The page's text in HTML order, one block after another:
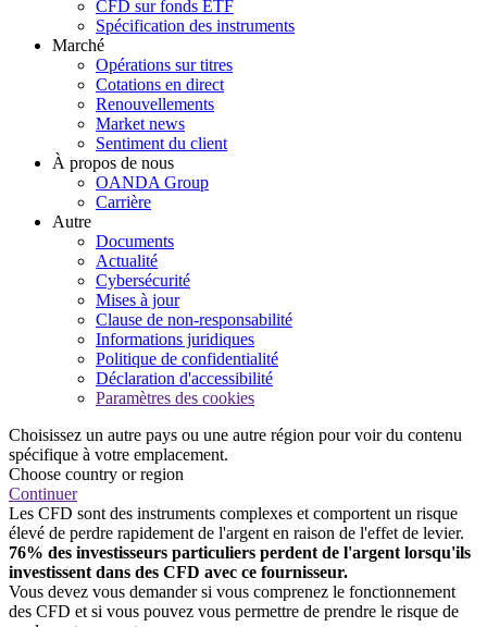
CFD sur fonds ETF
Spécification des instruments
Marché
Opérations sur titres
Cotations en direct
Renouvellements
Market news
Sentiment du client
À propos de nous
OANDA Group
Carrière
Autre
Documents
Actualité
Cybersécurité
Mises à jour
Clause de non-responsabilité
Informations juridiques
Politique de confidentialité
Déclaration d'accessibilité
Paramètres des cookies
Choisissez un autre pays ou une autre région pour voir du contenu
spécifique à votre emplacement.
Choose country or region
Continuer
Les CFD sont des instruments complexes et comportent un risque
élevé de perdre rapidement de l'argent en raison de l'effet de levier.
76% des investisseurs particuliers perdent de l'argent lorsqu'ils
investissent dans des CFD avec ce fournisseur.
Vous devez vous demander si vous comprenez le fonctionnement
des CFD et si vous pouvez vous permettre de prendre le risque de